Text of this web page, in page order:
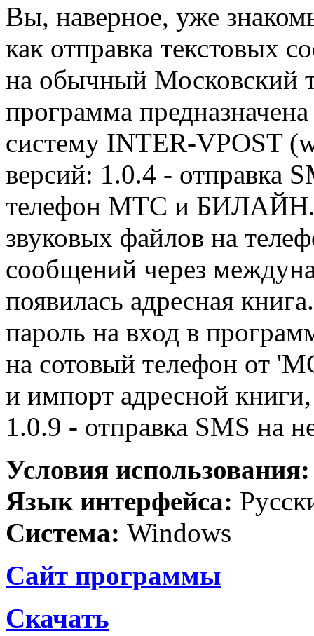
Вы, наверное, уже
как отправка текстовых
на обычный Московский
программа
систему INTER-VPOST
версий: 1.0.4 - отправка
телефон МТС и БИЛАЙН.
звуковых файлов на
сообщений через
появилась адресная
пароль на вход в
на сотовый телефон от
и импорт адресной
1.0.9 - отправка SMS на
Условия
Язык интерфейса:
Система: Windows
Сайт программы
Скачать